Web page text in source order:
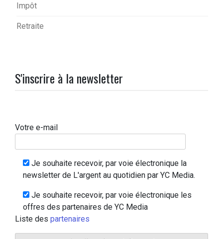
Impôt
Retraite
S'inscrire à la newsletter
Votre e-mail
Je souhaite recevoir, par voie électronique la
newsletter de L'argent au quotidien par YC Media.
Je souhaite recevoir, par voie électronique les
offres des partenaires de YC Media
Liste des partenaires